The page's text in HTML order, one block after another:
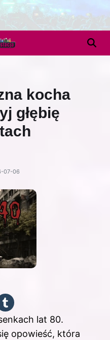
kocha
głębię
07-06
lat 80.
opowieść, która